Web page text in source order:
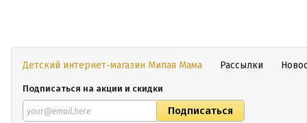
Детский интернет-магазин Милая Мама Рассылки
Подписаться на акции и скидки